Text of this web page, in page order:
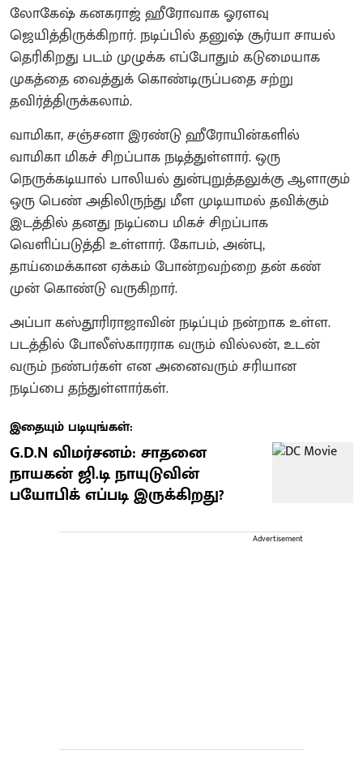
லோகேஷ் கனகராஜ் ஹீரோவாக ஓரளவு
ஜெயித்திருக்கிறார். நடிப்பில் தனுஷ் சூர்யா சாயல்
தெரிகிறது படம் முழுக்க எப்போதும் கடுமையாக
முகத்தை வைத்துக் கொண்டிருப்பதை சற்று
தவிர்த்திருக்கலாம்.
வாமிகா, சஞ்சனா இரண்டு ஹீரோயின்களில்
வாமிகா மிகச் சிறப்பாக நடித்துள்ளார். ஒரு
நெருக்கடியால் பாலியல் துன்புறுத்தலுக்கு ஆளாகும்
ஒரு பெண் அதிலிருந்து மீள முடியாமல் தவிக்கும்
இடத்தில் தனது நடிப்பை மிகச் சிறப்பாக
வெளிப்படுத்தி உள்ளார். கோபம், அன்பு,
தாய்மைக்கான ஏக்கம் போன்றவற்றை தன் கண்
முன் கொண்டு வருகிறார்.
அப்பா கஸ்தூரிராஜாவின் நடிப்பும் நன்றாக உள்ள.
படத்தில் போலீஸ்காரராக வரும் வில்லன், உடன்
வரும் நண்பர்கள் என அனைவரும் சரியான
நடிப்பை தந்துள்ளார்கள்.
இதையும் படியுங்கள்:
G.D.N விமர்சனம்: சாதனை
நாயகன் ஜி.டி நாயுடுவின்
பயோபிக் எப்படி இருக்கிறது?
Advertisement